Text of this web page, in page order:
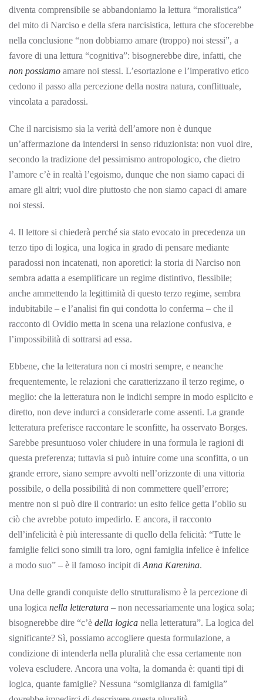
diventa comprensibile se abbandoniamo la lettura “moralistica”
del mito di Narciso e della sfera narcisistica, lettura che sfocerebbe
nella conclusione “non dobbiamo amare (troppo) noi stessi”, a
favore di una lettura “cognitiva”: bisognerebbe dire, infatti, che
non possiamo amare noi stessi. L’esortazione e l’imperativo etico
cedono il passo alla percezione della nostra natura, conflittuale,
vincolata a paradossi.
Che il narcisismo sia la verità dell’amore non è dunque
un’affermazione da intendersi in senso riduzionista: non vuol dire,
secondo la tradizione del pessimismo antropologico, che dietro
l’amore c’è in realtà l’egoismo, dunque che non siamo capaci di
amare gli altri; vuol dire piuttosto che non siamo capaci di amare
noi stessi.
4. Il lettore si chiederà perché sia stato evocato in precedenza un
terzo tipo di logica, una logica in grado di pensare mediante
paradossi non incatenati, non aporetici: la storia di Narciso non
sembra adatta a esemplificare un regime distintivo, flessibile;
anche ammettendo la legittimità di questo terzo regime, sembra
indubitabile – e l’analisi fin qui condotta lo conferma – che il
racconto di Ovidio metta in scena una relazione confusiva, e
l’impossibilità di sottrarsi ad essa.
Ebbene, che la letteratura non ci mostri sempre, e neanche
frequentemente, le relazioni che caratterizzano il terzo regime, o
meglio: che la letteratura non le indichi sempre in modo esplicito e
diretto, non deve indurci a considerarle come assenti. La grande
letteratura preferisce raccontare le sconfitte, ha osservato Borges.
Sarebbe presuntuoso voler chiudere in una formula le ragioni di
questa preferenza; tuttavia si può intuire come una sconfitta, o un
grande errore, siano sempre avvolti nell’orizzonte di una vittoria
possibile, o della possibilità di non commettere quell’errore;
mentre non si può dire il contrario: un esito felice getta l’oblio su
ciò che avrebbe potuto impedirlo. E ancora, il racconto
dell’infelicità è più interessante di quello della felicità: “Tutte le
famiglie felici sono simili tra loro, ogni famiglia infelice è infelice
a modo suo” – è il famoso incipit di Anna Karenina.
Una delle grandi conquiste dello strutturalismo è la percezione di
una logica nella letteratura – non necessariamente una logica sola;
bisognerebbe dire “c’è della logica nella letteratura”. La logica del
significante? Sì, possiamo accogliere questa formulazione, a
condizione di intenderla nella pluralità che essa certamente non
voleva escludere. Ancora una volta, la domanda è: quanti tipi di
logica, quante famiglie? Nessuna “somiglianza di famiglia”